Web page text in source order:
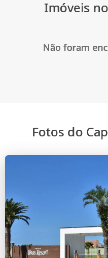
Imóveis
Não foram
Fotos do